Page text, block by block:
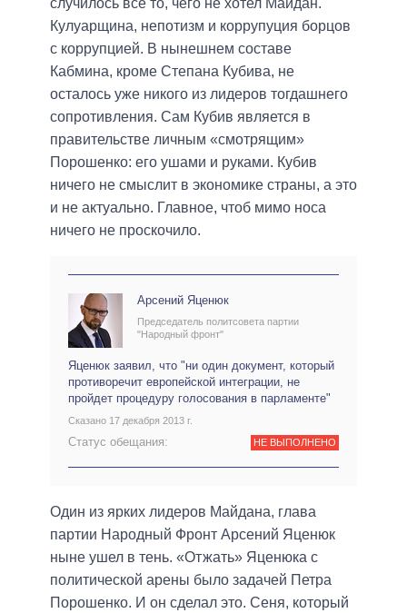
случилось все то, чего не хотел Майдан.
Кулуарщина, непотизм и коррупуция борцов
с коррупцией. В нынешнем составе
Кабмина, кроме Степана Кубива, не
осталось уже никого из лидеров тогдашнего
сопротивления. Сам Кубив является в
правительстве личным «смотрящим»
Порошенко: его ушами и руками. Кубив
ничего не смыслит в экономике страны, а это
и не актуально. Главное, чтоб мимо носа
ничего не проскочило.
Арсений Яценюк
Председатель политсовета партии
"Народный фронт"
Яценюк заявил, что "ни один документ, который
противоречит европейской интеграции, не
пройдет процедуру голосования в парламенте"
Сказано 17 декабря 2013 г.
Статус обещания: НЕ ВЫПОЛНЕНО
Один из ярких лидеров Майдана, глава
партии Народный Фронт Арсений Яценюк
ныне ушел в тень. «Отжать» Яценюка с
политической арены было задачей Петра
Порошенко. И он сделал это. Сеня, который